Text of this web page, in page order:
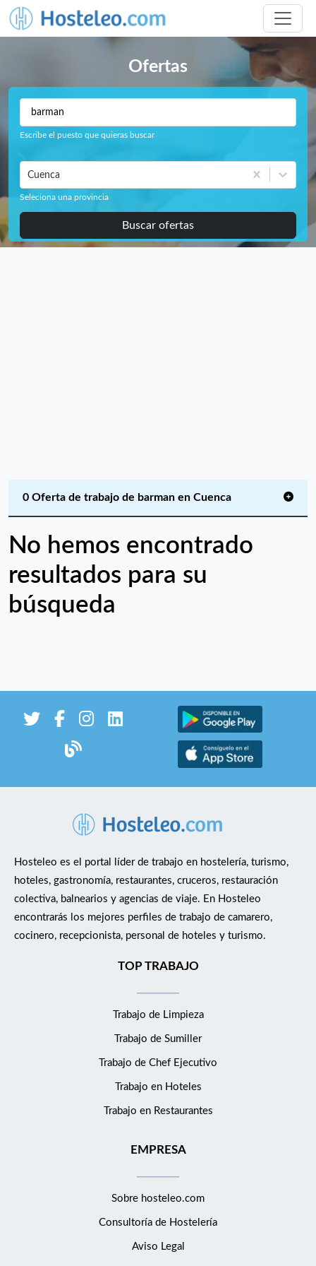
Ofertas
Escribe el puesto que quieras buscar
Cuenca
Seleciona una provincia
Buscar ofertas
0 Oferta de trabajo de barman en Cuenca
No hemos encontrado
resultados para su
búsqueda
Hosteleo es el portal líder de trabajo en hostelería, turismo,
hoteles, gastronomía, restaurantes, cruceros, restauración
colectiva, balnearios y agencias de viaje. En Hosteleo
encontrarás los mejores perfiles de trabajo de camarero,
cocinero, recepcionista, personal de hoteles y turismo.
TOP TRABAJO
Trabajo de Limpieza
Trabajo de Sumiller
Trabajo de Chef Ejecutivo
Trabajo en Hoteles
Trabajo en Restaurantes
EMPRESA
Sobre hosteleo.com
Consultoría de Hostelería
Aviso Legal